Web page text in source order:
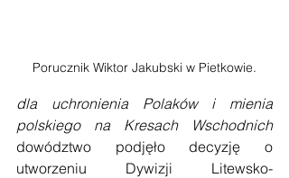
Porucznik Wiktor Jakubski w Pietkowie.
dla uchronienia Polaków i mienia
polskiego na Kresach Wschodnich
dowództwo podjęło decyzję o
utworzeniu Dywizji Litewsko-